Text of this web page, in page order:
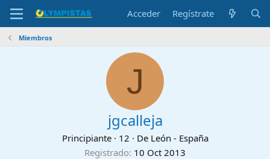
Acceder Regístrate
Miembros
J
jgcalleja
Principiante · 12 · De León - España
Registrado 10 Oct 2013